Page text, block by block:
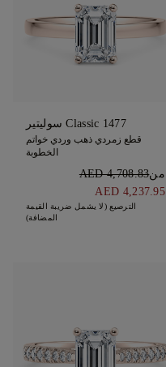
1477 Classic سوليتير
قطع زمردي ذهب وردي خواتم
الخطوبة
منAED 4,708.83
AED 4,237.95
الترصيع (لا يشمل ضريبة القيمة
المضافة)